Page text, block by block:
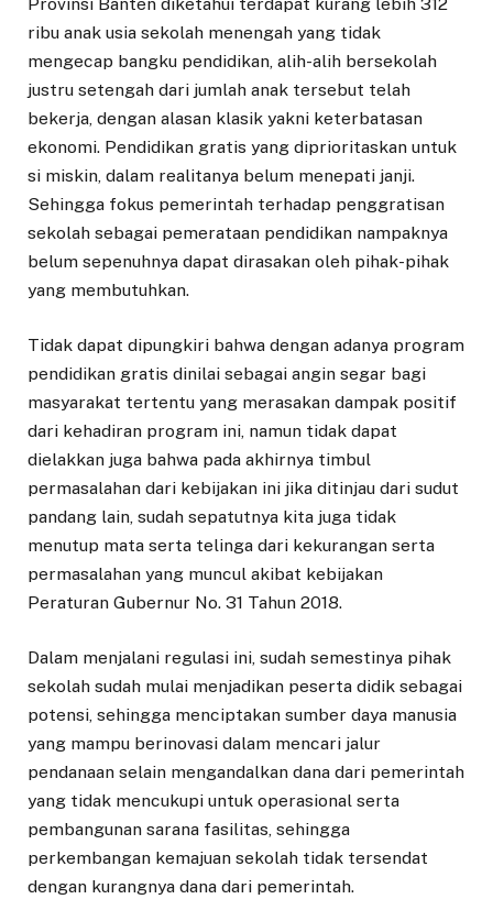
ribu anak usia sekolah menengah yang tidak
mengecap bangku pendidikan, alih-alih bersekolah
justru setengah dari jumlah anak tersebut telah
bekerja, dengan alasan klasik yakni keterbatasan
ekonomi. Pendidikan gratis yang diprioritaskan untuk
si miskin, dalam realitanya belum menepati janji.
Sehingga fokus pemerintah terhadap penggratisan
sekolah sebagai pemerataan pendidikan nampaknya
belum sepenuhnya dapat dirasakan oleh pihak-pihak
yang membutuhkan.
Tidak dapat dipungkiri bahwa dengan adanya program
pendidikan gratis dinilai sebagai angin segar bagi
masyarakat tertentu yang merasakan dampak positif
dari kehadiran program ini, namun tidak dapat
dielakkan juga bahwa pada akhirnya timbul
permasalahan dari kebijakan ini jika ditinjau dari sudut
pandang lain, sudah sepatutnya kita juga tidak
menutup mata serta telinga dari kekurangan serta
permasalahan yang muncul akibat kebijakan
Peraturan Gubernur No. 31 Tahun 2018.
Dalam menjalani regulasi ini, sudah semestinya pihak
sekolah sudah mulai menjadikan peserta didik sebagai
potensi, sehingga menciptakan sumber daya manusia
yang mampu berinovasi dalam mencari jalur
pendanaan selain mengandalkan dana dari pemerintah
yang tidak mencukupi untuk operasional serta
pembangunan sarana fasilitas, sehingga
perkembangan kemajuan sekolah tidak tersendat
dengan kurangnya dana dari pemerintah.